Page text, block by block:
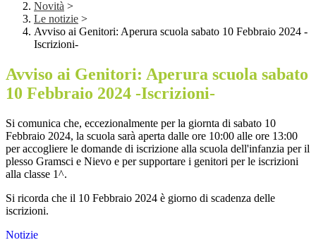
Novità >
Le notizie >
Avviso ai Genitori: Aperura scuola sabato 10 Febbraio 2024 -
Iscrizioni-
Avviso ai Genitori: Aperura scuola sabato
10 Febbraio 2024 -Iscrizioni-
Si comunica che, eccezionalmente per la giornta di sabato 10
Febbraio 2024, la scuola sarà aperta dalle ore 10:00 alle ore 13:00
per accogliere le domande di iscrizione alla scuola dell'infanzia per il
plesso Gramsci e Nievo e per supportare i genitori per le iscrizioni
alla classe 1^.
Si ricorda che il 10 Febbraio 2024 è giorno di scadenza delle
iscrizioni.
Notizie